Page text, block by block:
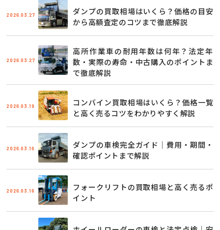
2026.03.27
ダンプの買取相場はいくら？価格の目安
から高額査定のコツまで徹底解説
2026.03.27
高所作業車の耐用年数は何年？法定年
数・実際の寿命・中古購入のポイントま
で徹底解説
2026.03.19
コンバイン買取相場はいくら？価格一覧
と高く売るコツをわかりやすく解説
2026.03.16
ダンプの車検完全ガイド｜費用・期間・
確認ポイントまで解説
2026.03.16
フォークリフトの買取相場と高く売るポ
イント